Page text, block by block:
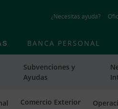
to
contentt
¿Necesitas ayuda?
Subvenciones y
Ayudas
Comercio Exterior
BANCA PERSONAL